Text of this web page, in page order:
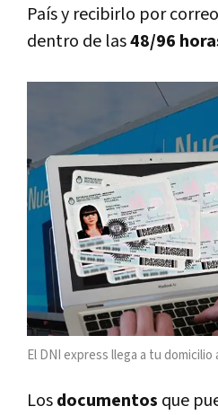
País y recibirlo por
dentro de las48/96
El DNI express llega a tu domicilio
Losdocumentos que